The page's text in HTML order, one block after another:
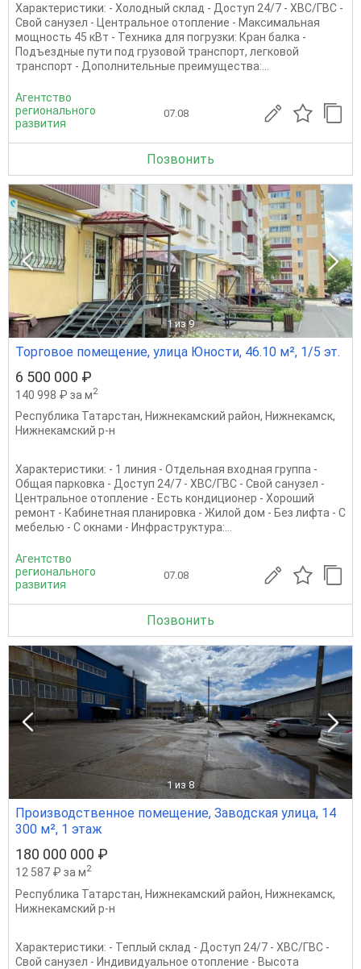
Характеристики: - Холодный склад - Доступ 24/7 - ХВС/ГВС -
Свой санузел - Центральное отопление - Максимальная
мощность 45 кВт - Техника для погрузки: Кран балка -
Подъездные пути под грузовой транспорт, легковой
транспорт - Дополнительные преимущества:...
Агентство
регионального
развития
07.08
Позвонить
1 из 9
Торговое помещение, улица Юности, 46.10 м², 1/5 эт.
6 500 000 ₽
140 998 ₽ за м2
Республика Татарстан, Нижнекамский район, Нижнекамск,
Нижнекамский р-н
Характеристики: - 1 линия - Отдельная входная группа -
Общая парковка - Доступ 24/7 - ХВС/ГВС - Свой санузел -
Центральное отопление - Есть кондиционер - Хороший
ремонт - Кабинетная планировка - Жилой дом - Без лифта - С
мебелью - С окнами - Инфраструктура:...
Агентство
регионального
развития
07.08
Позвонить
1 из 8
Производственное помещение, Заводская улица, 14
300 м², 1 этаж
180 000 000 ₽
12 587 ₽ за м2
Республика Татарстан, Нижнекамский район, Нижнекамск,
Нижнекамский р-н
Характеристики: - Теплый склад - Доступ 24/7 - ХВС/ГВС -
Свой санузел - Индивидуальное отопление - Высота